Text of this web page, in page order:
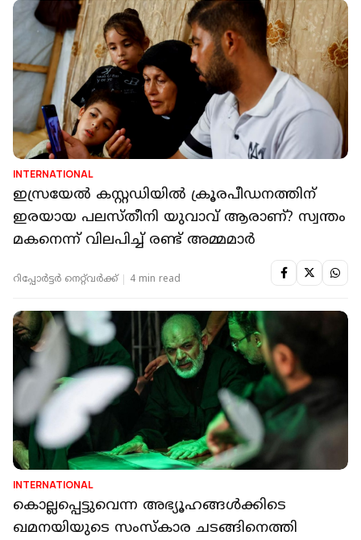
INTERNATIONAL
ഇസ്രയേൽ കസ്റ്റഡിയിൽ ക്രൂരപീഡനത്തിന്
ഇരയായ പലസ്തീനി യുവാവ് ആരാണ്? സ്വന്തം
മകനെന്ന് വിലപിച്ച് രണ്ട് അമ്മമാർ
റിപ്പോർട്ടർ നെറ്റ്‌വര്‍ക്ക്‌ 4 min read
INTERNATIONAL
കൊല്ലപ്പെട്ടുവെന്ന അഭ്യൂഹങ്ങള്‍ക്കിടെ
ഖമനയിയുടെ സംസ്‌കാര ചടങ്ങിനെത്തി